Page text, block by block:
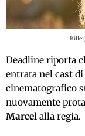
Deadline riporta
entrata nel cast di
cinematografico
nuovamente
Marcel alla regia.